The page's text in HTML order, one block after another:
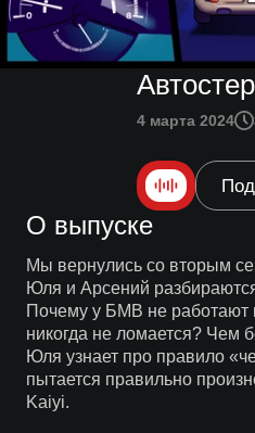
4 марта 2024
О выпуске
Мы вернулись со вторым
Юля и Арсений
Почему у БМВ не работают
никогда не ломается? Чем
Юля узнает про правило
пытается правильно
Kaiyi.